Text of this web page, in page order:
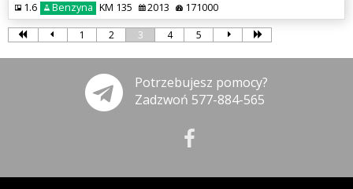
1.6 Benzyna KM 135 2013 171000
1 2 3 4 5
Potrzebujesz pomocy?
Zadzwoń 577-884-565